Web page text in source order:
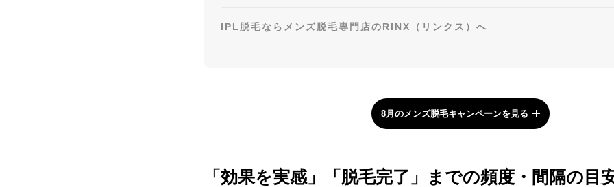
IPL脱毛ならメンズ脱毛専門店のRINX（リンクス）へ
8月のメンズ脱毛キャンペーンを見る
「効果を実感」「脱毛完了」までの頻度・間隔の目